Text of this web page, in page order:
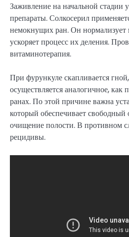
Заживление на начальной стадии
препараты. Солкосерил
немокнущих ран. Он нормализует
ускоряет процесс их деления.
витаминотерапия.
При фурункуле скапливается
осуществляется аналогичное,
ранах. По этой причине важна
который обеспечивает свободный
очищение полости. В противном
рецидивы.